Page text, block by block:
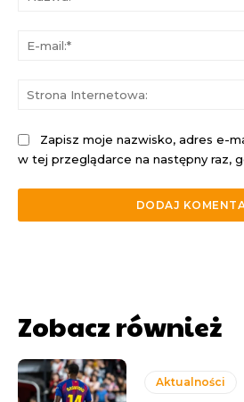
Zapisz moje nazwisko, adres e-
w tej przeglądarce na następny raz,
Zobacz również
Aktualności